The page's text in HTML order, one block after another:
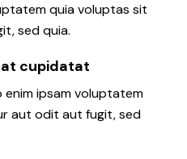
quia voluptas sit
sed quia.
cupidatat
enim ipsam voluptatem
aut odit aut fugit, sed